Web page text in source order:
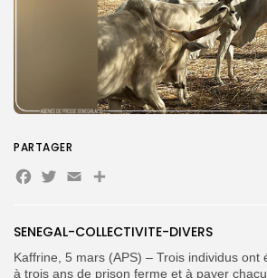
for:
FR
SENEGAL-COLLECTIVITE-DIVERS
Kaffrine, 5 mars (APS) – Trois individus ont
à trois ans de prison ferme et à payer
PARTAGER
Facebook
Twitter
EmailPartager